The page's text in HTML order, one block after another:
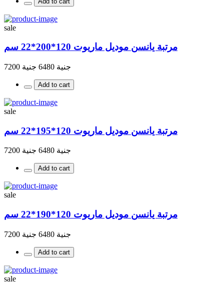
sale
مرتبة يانسن موديل ماريوت 120*200*22 سم
جنية 6480 جنية 7200
Add to cart
sale
مرتبة يانسن موديل ماريوت 120*195*22 سم
جنية 6480 جنية 7200
Add to cart
sale
مرتبة يانسن موديل ماريوت 120*190*22 سم
جنية 6480 جنية 7200
Add to cart
sale